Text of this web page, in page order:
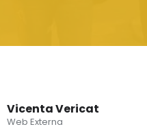
Vicenta Vericat
Web Externa